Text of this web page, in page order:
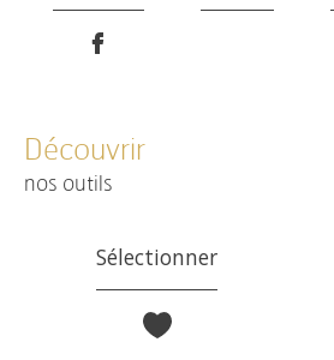
découvrir
nos outils
Sélectionner